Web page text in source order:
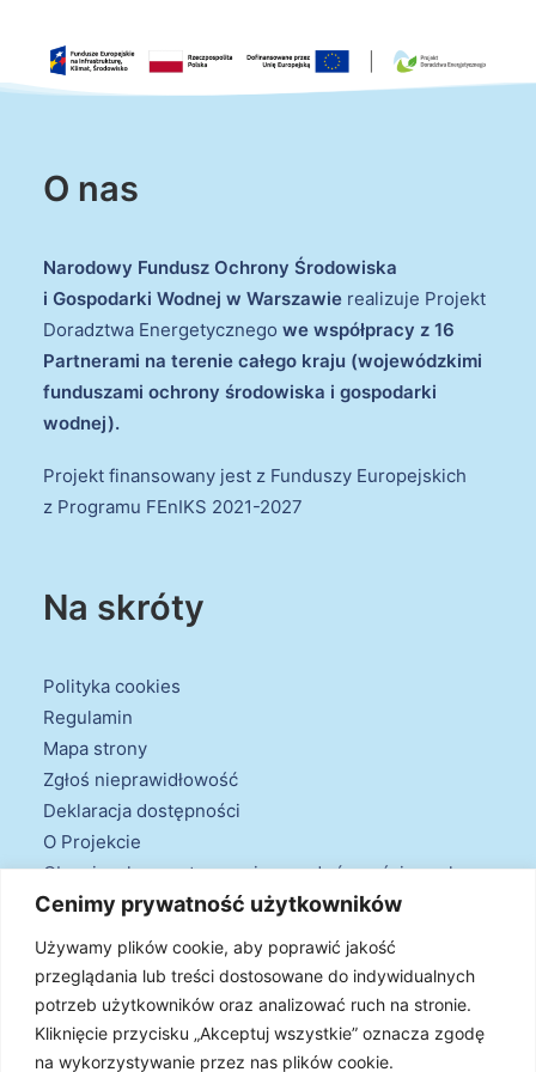
Cenimy prywatność użytkowników
Używamy plików cookie, aby poprawić jakość
przeglądania lub treści dostosowane do indywidualnych
potrzeb użytkowników oraz analizować ruch na stronie.
Kliknięcie przycisku „Akceptuj wszystkie” oznacza zgodę
na wykorzystywanie przez nas plików cookie.
O nas
Narodowy Fundusz Ochrony Środowiska
i Gospodarki Wodnej w Warszawie realizuje Projekt
Doradztwa Energetycznego we współpracy z 16
Partnerami na terenie całego kraju (wojewódzkimi
funduszami ochrony środowiska i gospodarki
wodnej).
Projekt finansowany jest z Funduszy Europejskich
z Programu FEnIKS 2021-2027
Na skróty
Polityka cookies
Regulamin
Mapa strony
Zgłoś nieprawidłowość
Deklaracja dostępności
O Projekcie
Obowiązek przestrzegania zasad równościowych
oraz warunków podstawowych
Klauzule informacyjne